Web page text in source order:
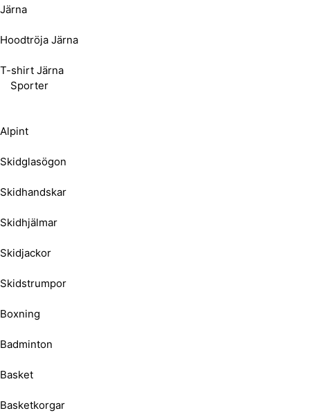
Järna
Hoodtröja Järna
T-shirt Järna
Sporter
Alpint
Skidglasögon
Skidhandskar
Skidhjälmar
Skidjackor
Skidstrumpor
Boxning
Badminton
Basket
Basketkorgar